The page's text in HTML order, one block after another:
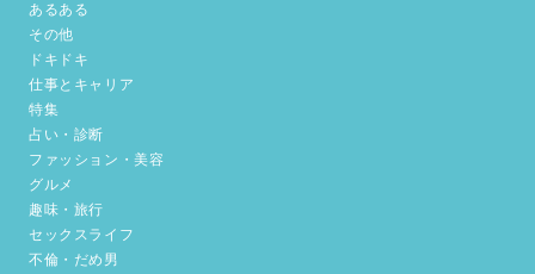
あるある
その他
ドキドキ
仕事とキャリア
特集
占い・診断
ファッション・美容
グルメ
趣味・旅行
セックスライフ
不倫・だめ男